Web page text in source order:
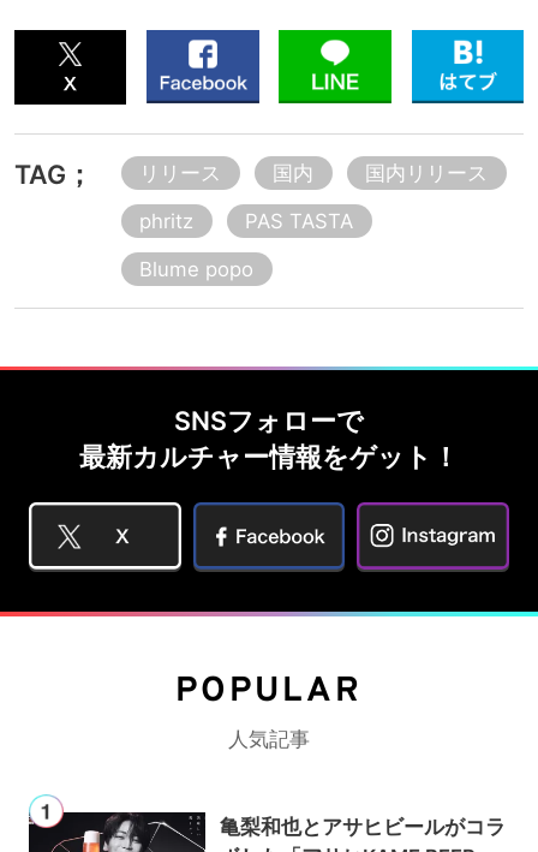
TAG； リリース 国内
国内リリース
phritz
PAS TASTA
Blume popo
SNSフォローで
最新カルチャー情報をゲット！
POPULAR
人気記事
亀梨和也とアサヒビールがコラ